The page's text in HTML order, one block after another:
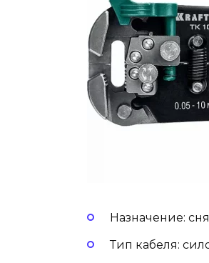
Назначение:
Тип кабеля: